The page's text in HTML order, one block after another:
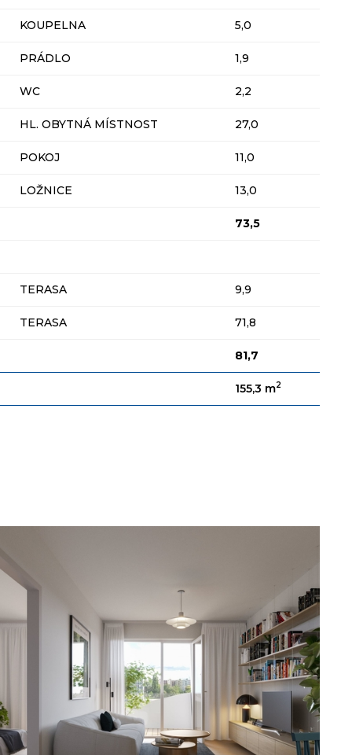
KOUPELNA 5,0
PRÁDLO 1,9
WC 2,2
HL. OBYTNÁ MÍSTNOST 27,0
POKOJ 11,0
LOŽNICE 13,0
73,5
TERASA 9,9
TERASA 71,8
81,7
155,3 m2